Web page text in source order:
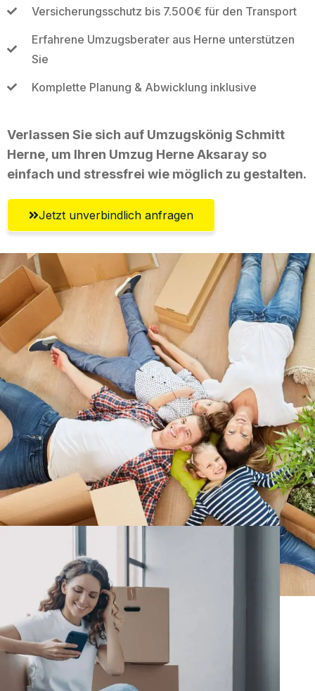
Versicherungsschutz bis 7.500€ für den Transport
Erfahrene Umzugsberater aus Herne unterstützen
Sie
Komplette Planung & Abwicklung inklusive
Verlassen Sie sich auf Umzugskönig Schmitt
Herne, um Ihren Umzug Herne Aksaray so
einfach und stressfrei wie möglich zu gestalten.
Jetzt unverbindlich anfragen